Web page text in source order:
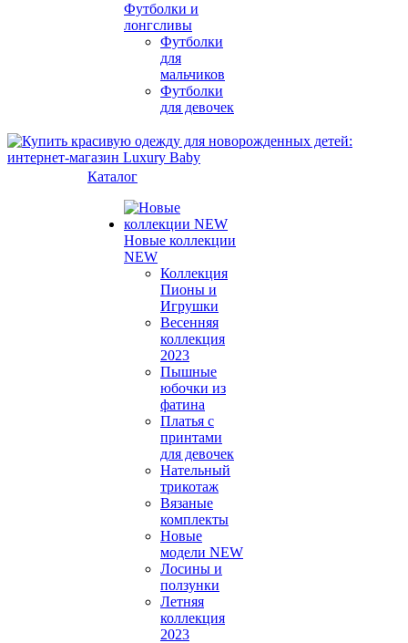
Футболки и
лонгсливы
Футболки
для
мальчиков
Футболки
для девочек
Каталог
Новые коллекции
NEW
Коллекция
Пионы и
Игрушки
Весенняя
коллекция
2023
Пышные
юбочки из
фатина
Платья с
принтами
для девочек
Нательный
трикотаж
Вязаные
комплекты
Новые
модели NEW
Лосины и
ползунки
Летняя
коллекция
2023